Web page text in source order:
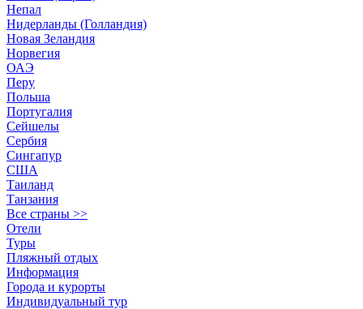
Непал
Нидерланды (Голландия)
Новая Зеландия
Норвегия
ОАЭ
Перу
Польша
Португалия
Сейшелы
Сербия
Сингапур
США
Таиланд
Танзания
Все страны >>
Отели
Туры
Пляжный отдых
Информация
Города и курорты
Индивидуальный тур